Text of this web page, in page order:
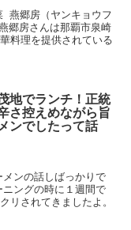
燕郷房（ヤンキョウフ
郷房さんは那覇市泉崎
料理を提供されている
地でランチ！正統
さ控えめながら旨
ンでしたって話
ンの話しばっかりで
ングの時に１週間で
リされてきましたよ。